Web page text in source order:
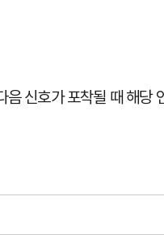
신호가 포착될 때 해당